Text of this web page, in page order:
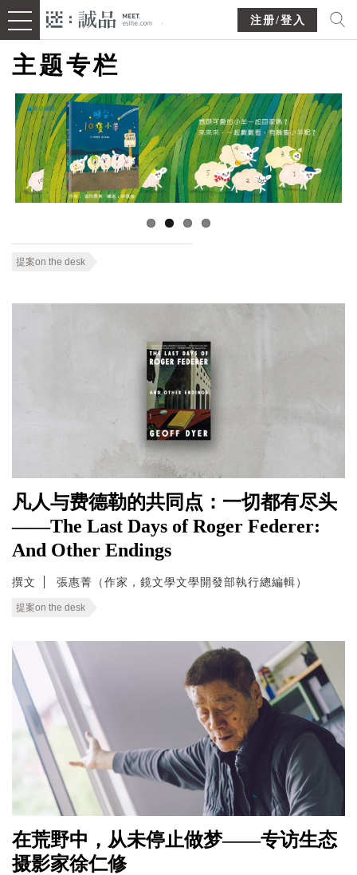
注册/登入
主题专栏
提案on the desk
凡人与费德勒的共同点：一切都有尽头
——The Last Days of Roger Federer:
And Other Endings
撰文 張惠菁（作家，鏡文學文學開發部執行總編輯）
提案on the desk
在荒野中，从未停止做梦——专访生态
摄影家徐仁修